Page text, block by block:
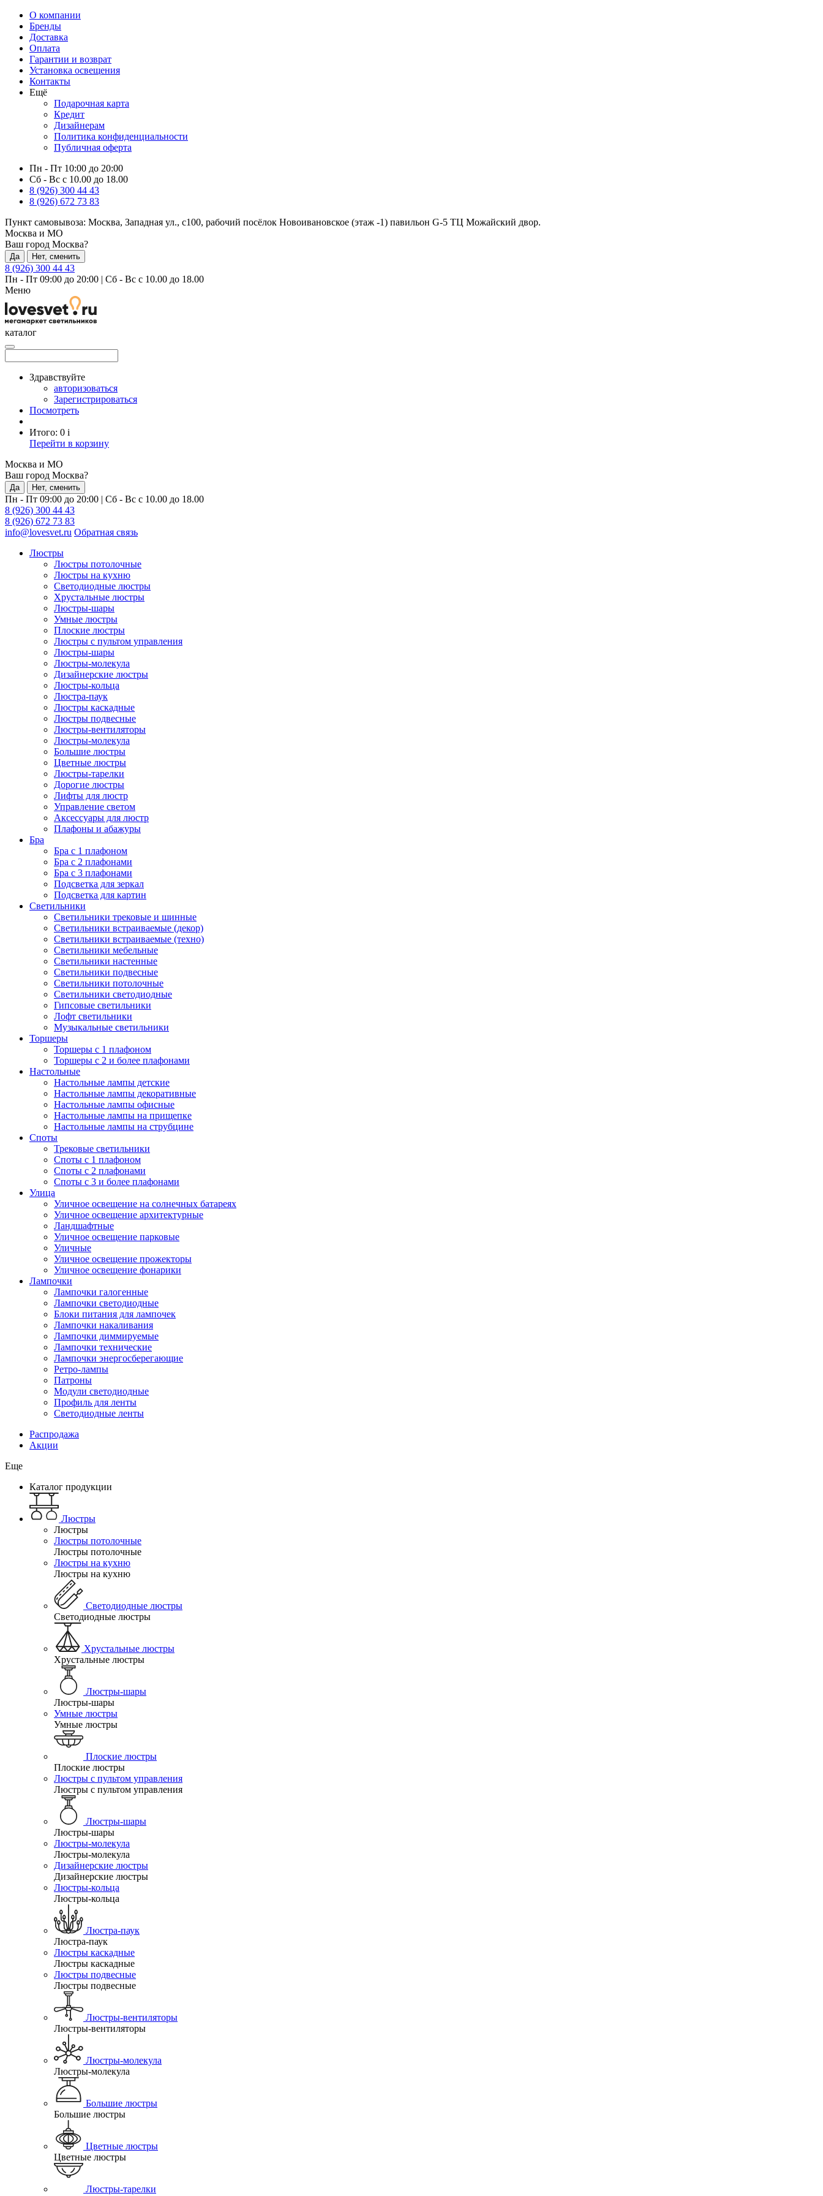
О компании
Бренды
Доставка
Оплата
Гарантии и возврат
Установка освещения
Контакты
Ещё
Подарочная карта
Кредит
Дизайнерам
Политика конфиденциальности
Публичная оферта
Пн - Пт 10:00 до 20:00
Сб - Вс с 10.00 до 18.00
8 (926) 300 44 43
8 (926) 672 73 83
Пункт самовывоза: Москва, Западная ул., с100, рабочий посёлок Новоивановское (этаж -1) павильон G-5 ТЦ Можайский двор.
Москва и МО
Ваш город Москва?
Да Нет, сменить
8 (926) 300 44 43
Пн - Пт 09:00 до 20:00 | Сб - Вс с 10.00 до 18.00
Меню
каталог
Здравствуйте
авторизоваться
Зарегистрироваться
Посмотреть
Итого: 0 i
Перейти в корзину
Москва и МО
Ваш город Москва?
Да Нет, сменить
Пн - Пт 09:00 до 20:00 | Сб - Вс с 10.00 до 18.00
8 (926) 300 44 43
8 (926) 672 73 83
info@lovesvet.ru Обратная связь
Люстры
Люстры потолочные
Люстры на кухню
Светодиодные люстры
Хрустальные люстры
Люстры-шары
Умные люстры
Плоские люстры
Люстры с пультом управления
Люстры-шары
Люстры-молекула
Дизайнерские люстры
Люстры-кольца
Люстра-паук
Люстры каскадные
Люстры подвесные
Люстры-вентиляторы
Люстры-молекула
Большие люстры
Цветные люстры
Люстры-тарелки
Дорогие люстры
Лифты для люстр
Управление светом
Аксессуары для люстр
Плафоны и абажуры
Бра
Бра с 1 плафоном
Бра с 2 плафонами
Бра с 3 плафонами
Подсветка для зеркал
Подсветка для картин
Светильники
Светильники трековые и шинные
Светильники встраиваемые (декор)
Светильники встраиваемые (техно)
Светильники мебельные
Светильники настенные
Светильники подвесные
Светильники потолочные
Светильники светодиодные
Гипсовые светильники
Лофт светильники
Музыкальные светильники
Торшеры
Торшеры с 1 плафоном
Торшеры с 2 и более плафонами
Настольные
Настольные лампы детские
Настольные лампы декоративные
Настольные лампы офисные
Настольные лампы на прищепке
Настольные лампы на струбцине
Споты
Трековые светильники
Споты с 1 плафоном
Споты с 2 плафонами
Споты с 3 и более плафонами
Улица
Уличное освещение на солнечных батареях
Уличное освещение архитектурные
Ландшафтные
Уличное освещение парковые
Уличные
Уличное освещение прожекторы
Уличное освещение фонарики
Лампочки
Лампочки галогенные
Лампочки светодиодные
Блоки питания для лампочек
Лампочки накаливания
Лампочки диммируемые
Лампочки технические
Лампочки энергосберегающие
Ретро-лампы
Патроны
Модули светодиодные
Профиль для ленты
Светодиодные ленты
Распродажа
Акции
Еще
Каталог продукции
Люстры
Люстры
Люстры потолочные
Люстры потолочные
Люстры на кухню
Люстры на кухню
Светодиодные люстры
Светодиодные люстры
Хрустальные люстры
Хрустальные люстры
Люстры-шары
Люстры-шары
Умные люстры
Умные люстры
Плоские люстры
Плоские люстры
Люстры с пультом управления
Люстры с пультом управления
Люстры-шары
Люстры-шары
Люстры-молекула
Люстры-молекула
Дизайнерские люстры
Дизайнерские люстры
Люстры-кольца
Люстры-кольца
Люстра-паук
Люстра-паук
Люстры каскадные
Люстры каскадные
Люстры подвесные
Люстры подвесные
Люстры-вентиляторы
Люстры-вентиляторы
Люстры-молекула
Люстры-молекула
Большие люстры
Большие люстры
Цветные люстры
Цветные люстры
Люстры-тарелки